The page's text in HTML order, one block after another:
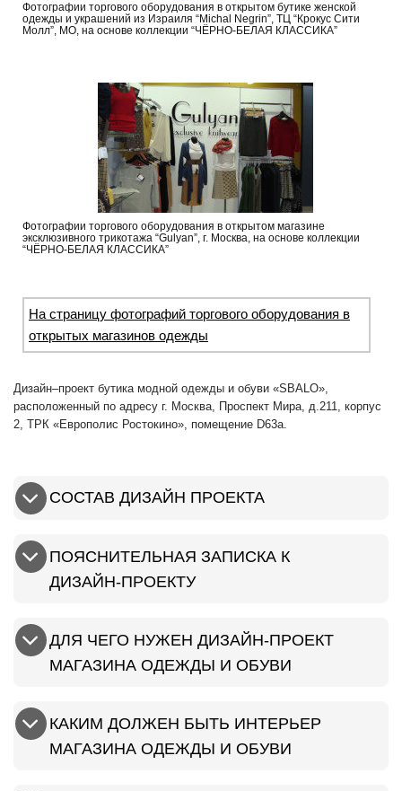
Фотографии торгового оборудования в открытом бутике женской
одежды и украшений из Израиля “Michal Negrin”, ТЦ “Крокус Сити
Молл”, МО, на основе коллекции “ЧЁРНО-БЕЛАЯ КЛАССИКА”
Фотографии торгового оборудования в открытом магазине
эксклюзивного трикотажа “Gulyan”, г. Москва, на основе коллекции
“ЧЁРНО-БЕЛАЯ КЛАССИКА”
На страницу фотографий торгового оборудования в
открытых магазинов одежды
Дизайн–проект бутика модной одежды и обуви «SBALO»,
расположенный по адресу г. Москва, Проспект Мира, д.211, корпус
2, ТРК «Европолис Ростокино», помещение D63а.
СОСТАВ ДИЗАЙН ПРОЕКТА
ПОЯСНИТЕЛЬНАЯ ЗАПИСКА К
ДИЗАЙН-ПРОЕКТУ
ДЛЯ ЧЕГО НУЖЕН ДИЗАЙН-ПРОЕКТ
МАГАЗИНА ОДЕЖДЫ И ОБУВИ
КАКИМ ДОЛЖЕН БЫТЬ ИНТЕРЬЕР
МАГАЗИНА ОДЕЖДЫ И ОБУВИ